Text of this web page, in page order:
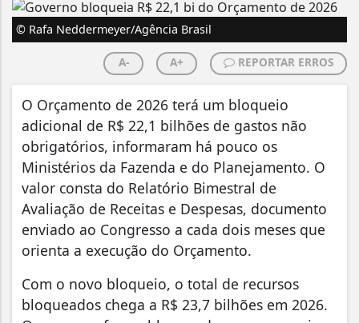
© Rafa Neddermeyer/Agência Brasil
A- A+ REPORTAR ERROS
O Orçamento de 2026 terá um bloqueio
adicional de R$ 22,1 bilhões de gastos não
obrigatórios, informaram há pouco os
Ministérios da Fazenda e do Planejamento. O
valor consta do Relatório Bimestral de
Avaliação de Receitas e Despesas, documento
enviado ao Congresso a cada dois meses que
orienta a execução do Orçamento.
Com o novo bloqueio, o total de recursos
bloqueados chega a R$ 23,7 bilhões em 2026.